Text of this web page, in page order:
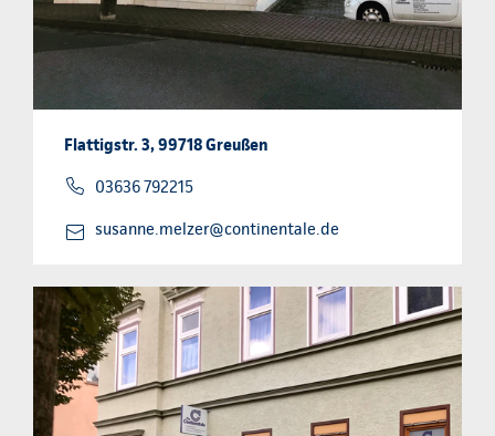
Flattigstr. 3, 99718 Greußen
03636 792215
susanne.melzer@continentale.de